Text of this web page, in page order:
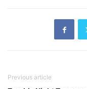
Previous article